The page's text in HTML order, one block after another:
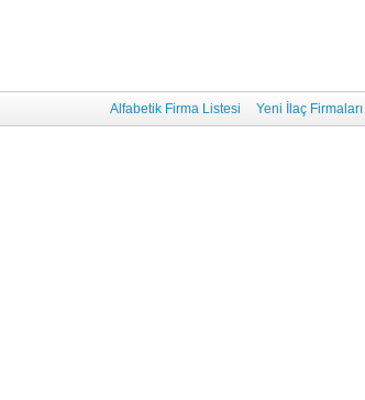
Alfabetik Firma Listesi Yeni İlaç Firmaları